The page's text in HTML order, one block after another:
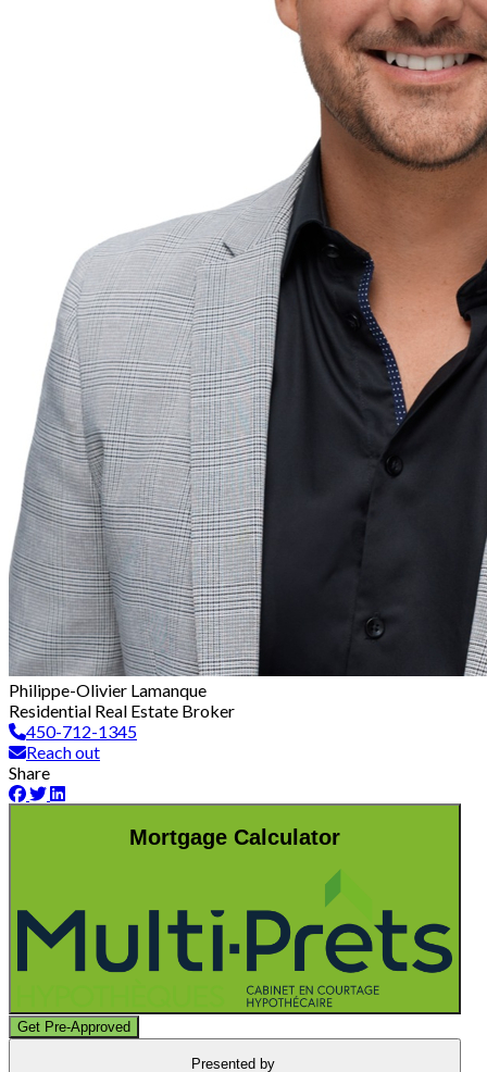
Philippe-Olivier Lamanque
Residential Real Estate Broker
450-712-1345
Reach out
Share
Mortgage Calculator
Get Pre-Approved
Presented by